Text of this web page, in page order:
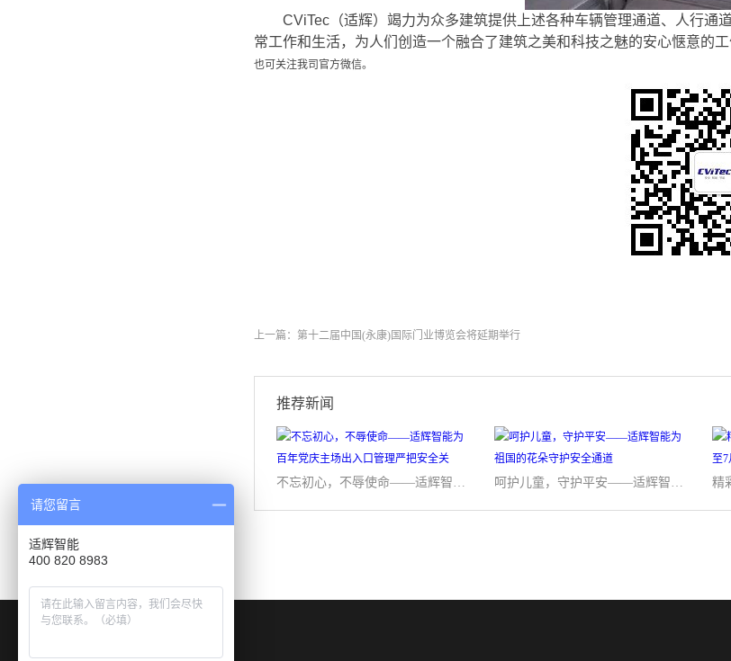
CViTec（适辉）竭力为众多建筑提供上述各种车辆管理通道、人行通
常工作和生活，为人们创造一个融合了建筑之美和科技之魅的安心惬意的
也可关注我司官方微信。
上一篇： 第十二届中国(永康)国际门业博览会将延期举行
推荐新闻
请您留言
适辉智能
400 820 8983